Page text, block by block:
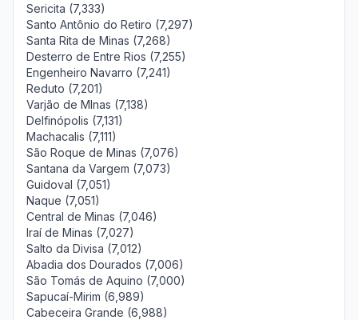
Sericita (7,333)
Santo Antônio do Retiro (7,297)
Santa Rita de Minas (7,268)
Desterro de Entre Rios (7,255)
Engenheiro Navarro (7,241)
Reduto (7,201)
Varjão de MInas (7,138)
Delfinópolis (7,131)
Machacalis (7,111)
São Roque de Minas (7,076)
Santana da Vargem (7,073)
Guidoval (7,051)
Naque (7,051)
Central de Minas (7,046)
Iraí de Minas (7,027)
Salto da Divisa (7,012)
Abadia dos Dourados (7,006)
São Tomás de Aquino (7,000)
Sapucaí-Mirim (6,989)
Cabeceira Grande (6,988)